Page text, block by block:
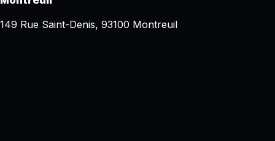
149 Rue Saint-Denis, 93100 Montreuil